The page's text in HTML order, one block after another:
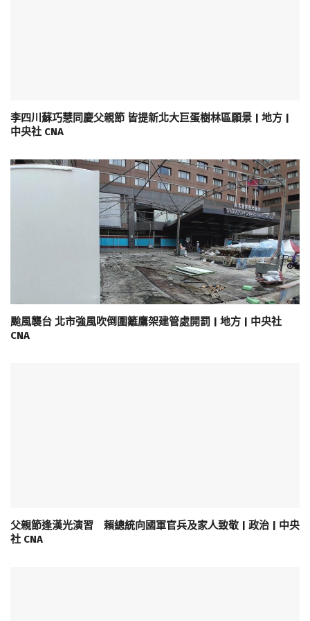
李四川蘇巧慧同慶父親節 皆提新北大巨蛋樹林區願景 | 地方 |
中央社 CNA
颱風襲台 北市強風吹倒圍籬鷹架建管處開罰 | 地方 | 中央社
CNA
父親節逢漢光演習 賴總統向國軍官兵及家人致敬 | 政治 | 中央
社 CNA